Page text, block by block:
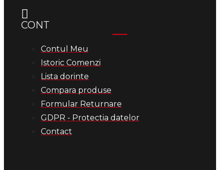
CONT
Contul Meu
Istoric Comenzi
Lista dorinte
Compara produse
Formular Returnare
GDPR - Protectia datelor
Contact